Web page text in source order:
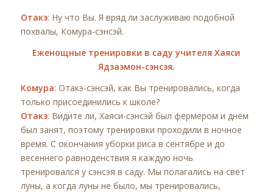
Отакэ: Ну что Вы. Я вряд ли заслуживаю подобной
похвалы, Комура-сэнсэй.
Еженощные тренировки в саду учителя Хаяси
Ядзаэмон-сэнсэя.
Комура: Отакэ-сэнсэй, как Вы тренировались, когда
только присоединились к школе?
Отакэ: Видите ли, Хаяси-сэнсэй был фермером и днём
был занят, поэтому тренировки проходили в ночное
время. С окончания уборки риса в сентябре и до
весеннего равноденствия я каждую ночь
тренировался у сэнсэя в саду. Мы полагались на свет
луны, а когда луны не было, мы тренировались,